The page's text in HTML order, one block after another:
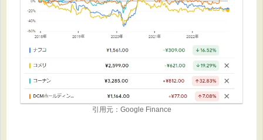
引用元：Google Finance